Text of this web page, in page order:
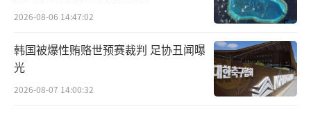
2026-08-06 14:47:02
韩国被爆性贿赂世预赛裁判 足协丑闻曝
光
2026-08-07 14:00:32